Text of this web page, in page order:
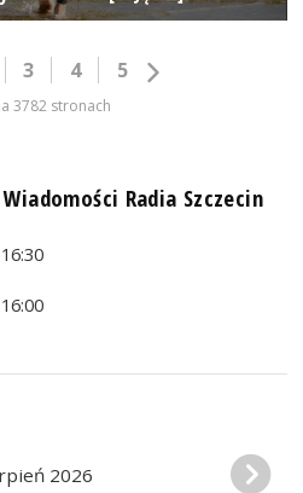
3 4 5
3782 stronach
Radia Szczecin
2026